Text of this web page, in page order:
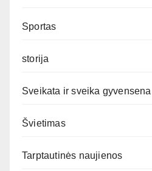
Sportas
storija
Sveikata ir sveika gyvensena
Švietimas
Tarptautinės naujienos